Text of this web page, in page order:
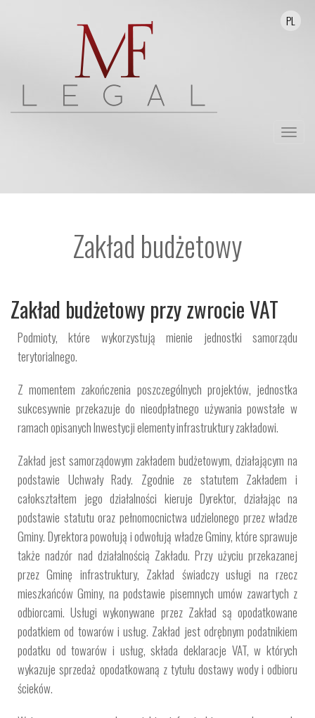
PL
Zakład budżetowy
Zakład budżetowy przy zwrocie VAT
Podmioty, które wykorzystują mienie jednostki samorządu
terytorialnego.
Z momentem zakończenia poszczególnych projektów, jednostka
sukcesywnie przekazuje do nieodpłatnego używania powstałe w
ramach opisanych Inwestycji elementy infrastruktury zakładowi.
Zakład jest samorządowym zakładem budżetowym, działającym na
podstawie Uchwały Rady. Zgodnie ze statutem Zakładem i
całokształtem jego działalności kieruje Dyrektor, działając na
podstawie statutu oraz pełnomocnictwa udzielonego przez władze
Gminy. Dyrektora powołują i odwołują władze Gminy, które sprawuje
także nadzór nad działalnością Zakładu. Przy użyciu przekazanej
przez Gminę infrastruktury, Zakład świadczy usługi na rzecz
mieszkańców Gminy, na podstawie pisemnych umów zawartych z
odbiorcami. Usługi wykonywane przez Zakład są opodatkowane
podatkiem od towarów i usług. Zakład jest odrębnym podatnikiem
podatku od towarów i usług, składa deklaracje VAT, w których
wykazuje sprzedaż opodatkowaną z tytułu dostawy wody i odbioru
ścieków.